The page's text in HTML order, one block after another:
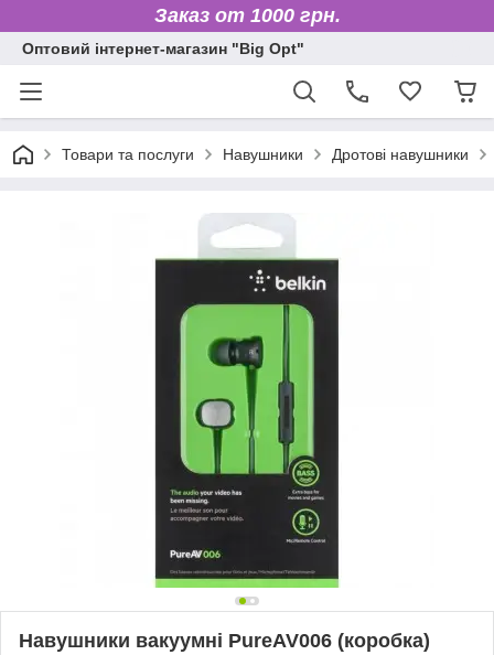
Заказ от 1000 грн.
Оптовий інтернет-магазин "Big Opt"
Товари та послуги Навушники Дротові навушники
Навушники вакуумні PureAV006 (коробка)